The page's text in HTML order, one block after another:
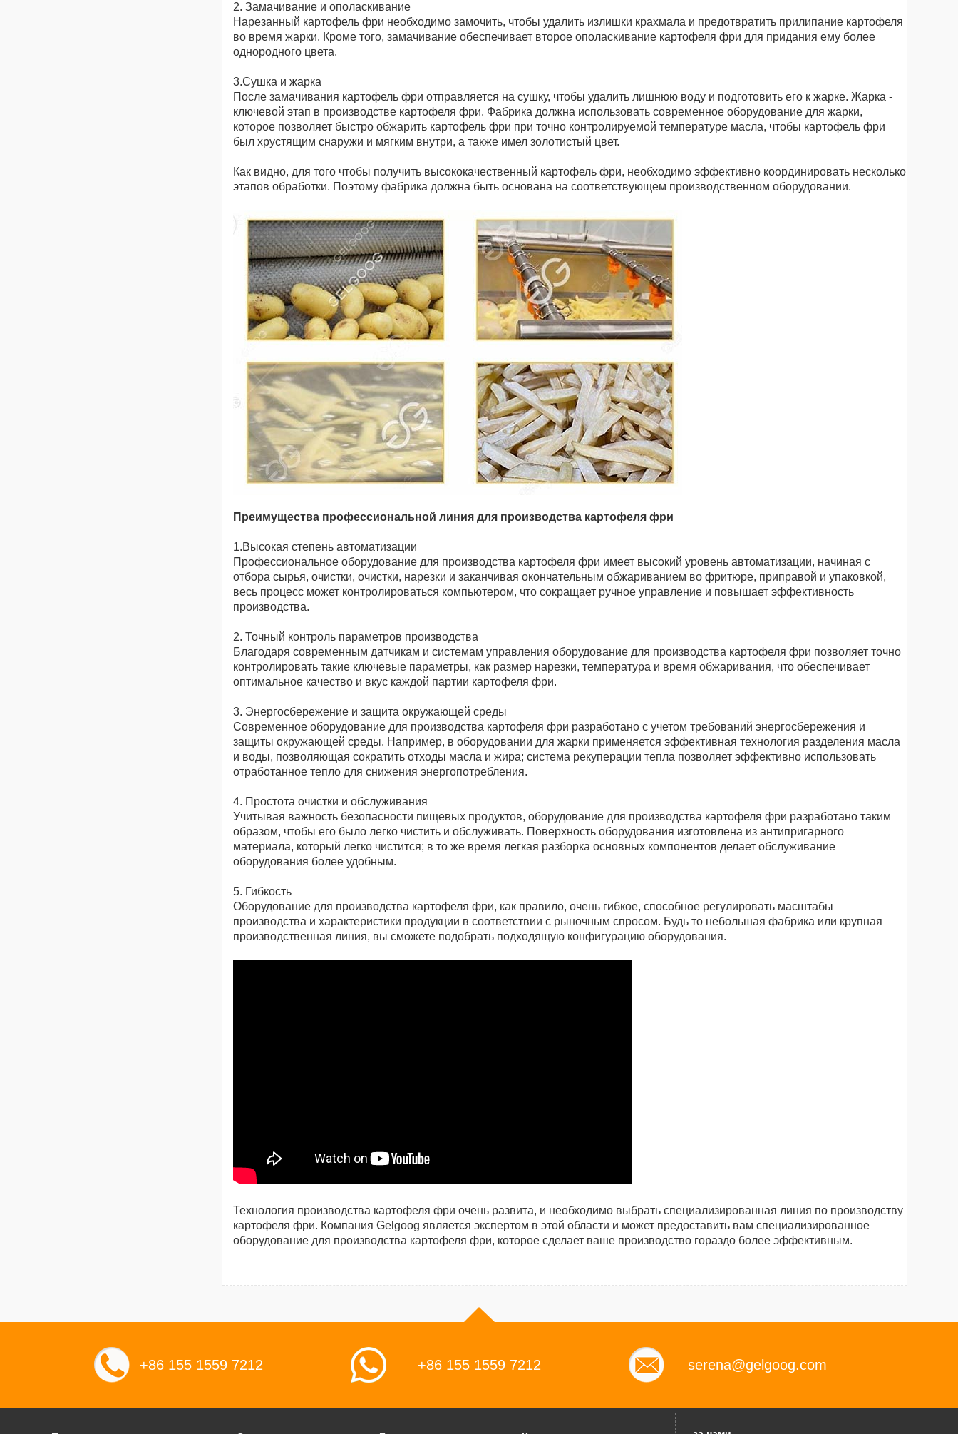
2. Замачивание и ополаскивание
Нарезанный картофель фри необходимо замочить, чтобы удалить излишки крахмала и предотвратить прилипание картофеля
во время жарки. Кроме того, замачивание обеспечивает второе ополаскивание картофеля фри для придания ему более
однородного цвета.
3.Сушка и жарка
После замачивания картофель фри отправляется на сушку, чтобы удалить лишнюю воду и подготовить его к жарке. Жарка -
ключевой этап в производстве картофеля фри. Фабрика должна использовать современное оборудование для жарки,
которое позволяет быстро обжарить картофель фри при точно контролируемой температуре масла, чтобы картофель фри
был хрустящим снаружи и мягким внутри, а также имел золотистый цвет.
Как видно, для того чтобы получить высококачественный картофель фри, необходимо эффективно координировать несколько
этапов обработки. Поэтому фабрика должна быть основана на соответствующем производственном оборудовании.
Преимущества профессиональной линия для производства картофеля фри
1.Высокая степень автоматизации
Профессиональное оборудование для производства картофеля фри имеет высокий уровень автоматизации, начиная с
отбора сырья, очистки, очистки, нарезки и заканчивая окончательным обжариванием во фритюре, приправой и упаковкой,
весь процесс может контролироваться компьютером, что сокращает ручное управление и повышает эффективность
производства.
2. Точный контроль параметров производства
Благодаря современным датчикам и системам управления оборудование для производства картофеля фри позволяет точно
контролировать такие ключевые параметры, как размер нарезки, температура и время обжаривания, что обеспечивает
оптимальное качество и вкус каждой партии картофеля фри.
3. Энергосбережение и защита окружающей среды
Современное оборудование для производства картофеля фри разработано с учетом требований энергосбережения и
защиты окружающей среды. Например, в оборудовании для жарки применяется эффективная технология разделения масла
и воды, позволяющая сократить отходы масла и жира; система рекуперации тепла позволяет эффективно использовать
отработанное тепло для снижения энергопотребления.
4. Простота очистки и обслуживания
Учитывая важность безопасности пищевых продуктов, оборудование для производства картофеля фри разработано таким
образом, чтобы его было легко чистить и обслуживать. Поверхность оборудования изготовлена из антипригарного
материала, который легко чистится; в то же время легкая разборка основных компонентов делает обслуживание
оборудования более удобным.
5. Гибкость
Оборудование для производства картофеля фри, как правило, очень гибкое, способное регулировать масштабы
производства и характеристики продукции в соответствии с рыночным спросом. Будь то небольшая фабрика или крупная
производственная линия, вы сможете подобрать подходящую конфигурацию оборудования.
Технология производства картофеля фри очень развита, и необходимо выбрать специализированная линия по производству
картофеля фри. Компания Gelgoog является экспертом в этой области и может предоставить вам специализированное
оборудование для производства картофеля фри, которое сделает ваше производство гораздо более эффективным.
+86 155 1559 7212 +86 155 1559 7212 serena@gelgoog.com